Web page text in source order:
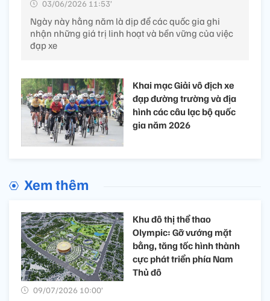
03/06/2026 11:53’
Ngày này hằng năm là dịp để các quốc gia ghi
nhận những giá trị linh hoạt và bền vững của việc
đạp xe
Khai mạc Giải vô địch xe
đạp đường trường và địa
hình các câu lạc bộ quốc
gia năm 2026
Xem thêm
Khu đô thị thể thao
Olympic: Gỡ vướng mặt
bằng, tăng tốc hình thành
cực phát triển phía Nam
Thủ đô
09/07/2026 10:00’